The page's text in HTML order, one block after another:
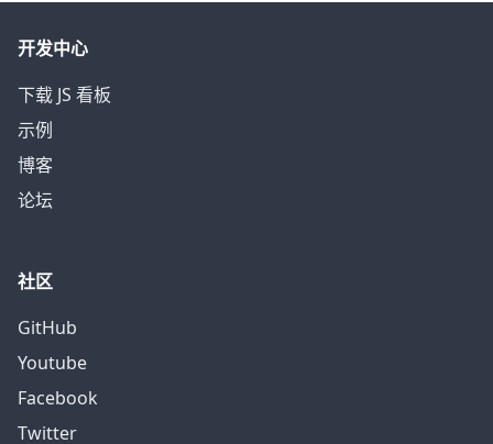
开发中心
下载 JS 看板
示例
博客
论坛
社区
GitHub
Youtube
Facebook
Twitter